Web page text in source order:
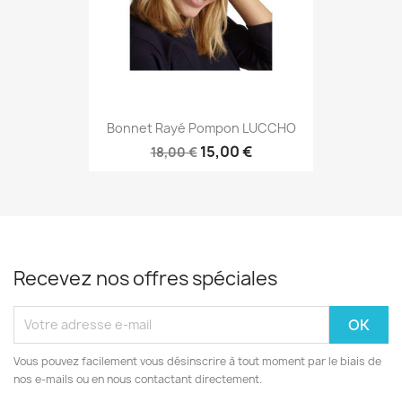
Bonnet Rayé Pompon LUCCHO
18,00 € 15,00 €
Recevez nos offres spéciales
Vous pouvez facilement vous désinscrire à tout moment par le biais de
nos e-mails ou en nous contactant directement.